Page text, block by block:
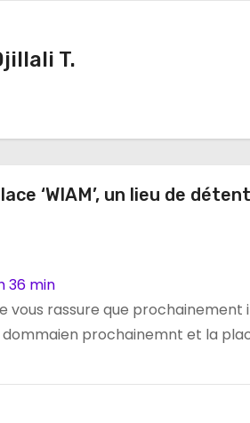
T.
‘WIAM’, un lieu de
36 min
vous rassure que prochainement
dommaien prochainemnt et la